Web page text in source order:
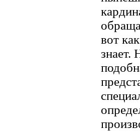
вот
знает.